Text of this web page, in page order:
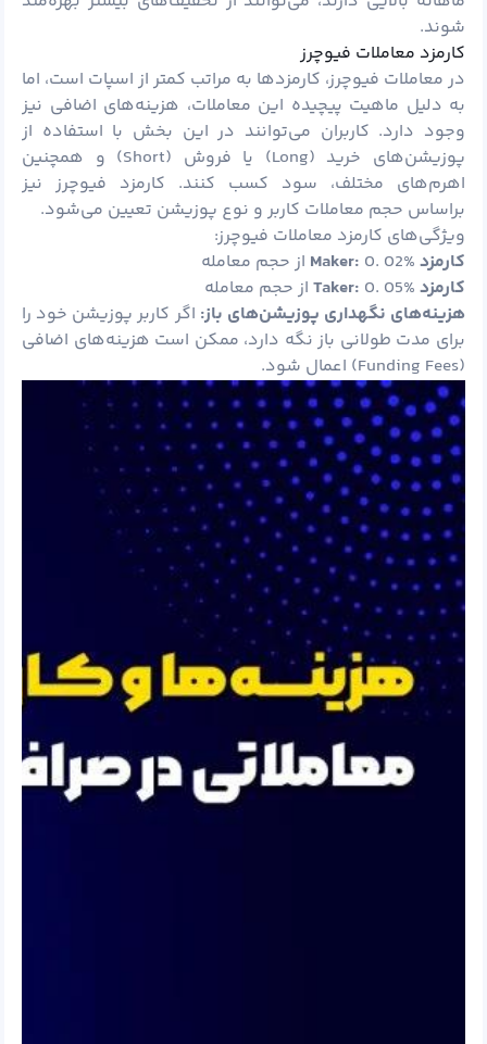
شوند.
کارمزد معاملات فیوچرز
در معاملات فیوچرز، کارمزدها به مراتب کمتر از اسپات است، اما
به دلیل ماهیت پیچیده این معاملات، هزینه‌های اضافی نیز
وجود دارد. کاربران می‌توانند در این بخش با استفاده از
پوزیشن‌های خرید (Long) یا فروش (Short) و همچنین
اهرم‌های مختلف، سود کسب کنند. کارمزد فیوچرز نیز
براساس حجم معاملات کاربر و نوع پوزیشن تعیین می‌شود.
ویژگی‌های کارمزد معاملات فیوچرز:
کارمزد
Maker: 0. 02% از حجم معامله
کارمزد
Taker: 0. 05% از حجم معامله
هزینه‌های نگهداری پوزیشن‌های باز: اگر کاربر پوزیشن خود را
برای مدت طولانی باز نگه دارد، ممکن است هزینه‌های اضافی
(Funding Fees) اعمال شود.